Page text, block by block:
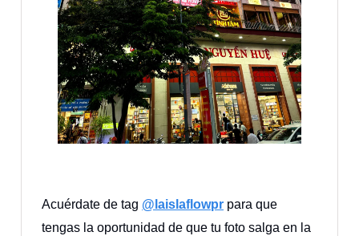
Acuérdate de tag @laislaflowpr para que
tengas la oportunidad de que tu foto salga en la